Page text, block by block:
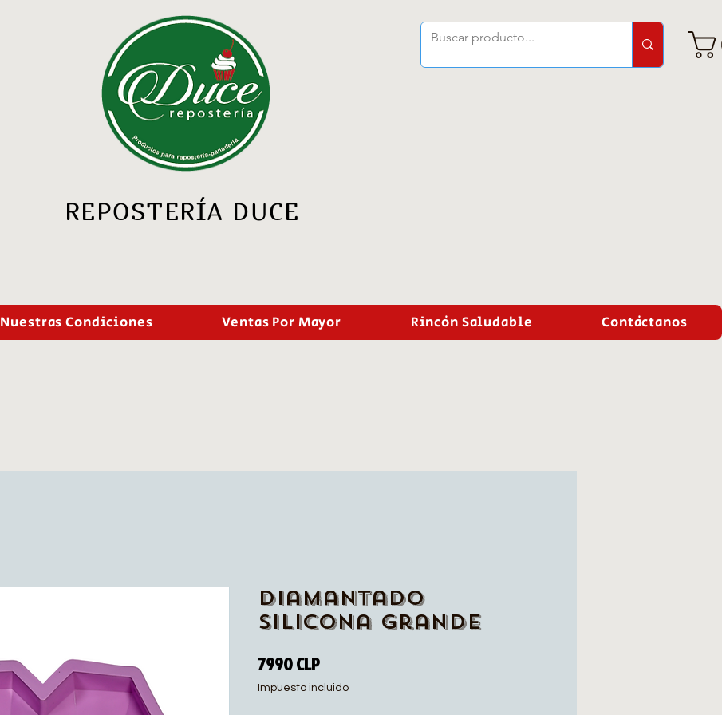
REPOSTERÍA DUCE
Nuestras Condiciones Ventas Por Mayor Rincón Saludable Contáctanos
Diamantado
silicona grande
7990 CLPPrecio
Impuesto incluido